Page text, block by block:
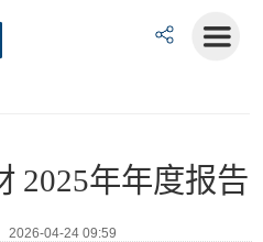
2025年年度报告
2026-04-24 09:59